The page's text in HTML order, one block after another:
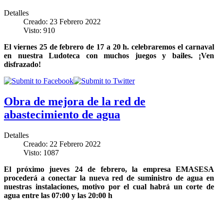
Detalles
Creado: 23 Febrero 2022
Visto: 910
El viernes 25 de febrero de 17 a 20 h. celebraremos el carnaval
en nuestra Ludoteca con muchos juegos y bailes. ¡Ven
disfrazado!
Obra de mejora de la red de
abastecimiento de agua
Detalles
Creado: 22 Febrero 2022
Visto: 1087
El próximo jueves 24 de febrero, la empresa EMASESA
procederá a conectar la nueva red de suministro de agua en
nuestras instalaciones, motivo por el cual habrá un corte de
agua entre las 07:00 y las 20:00 h